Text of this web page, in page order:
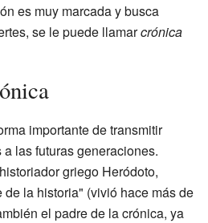
es muy marcada y busca
se le puede llamarcrónica
importante de transmitir
las futuras generaciones.
griego Heródoto,
la historia" (vivió hace más de
el padre de la crónica, ya